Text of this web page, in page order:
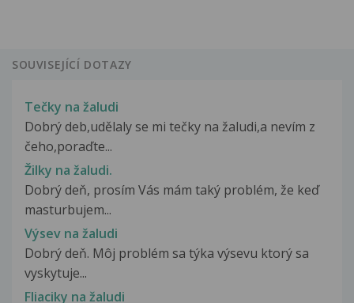
SOUVISEJÍCÍ DOTAZY
Tečky na žaludi
Dobrý deb,udělaly se mi tečky na žaludi,a nevím z
čeho,poraďte...
Žilky na žaludi.
Dobrý deň, prosím Vás mám taký problém, že keď
masturbujem...
Výsev na žaludi
Dobrý deň. Môj problém sa týka výsevu ktorý sa
vyskytuje...
Fliaciky na žaludi